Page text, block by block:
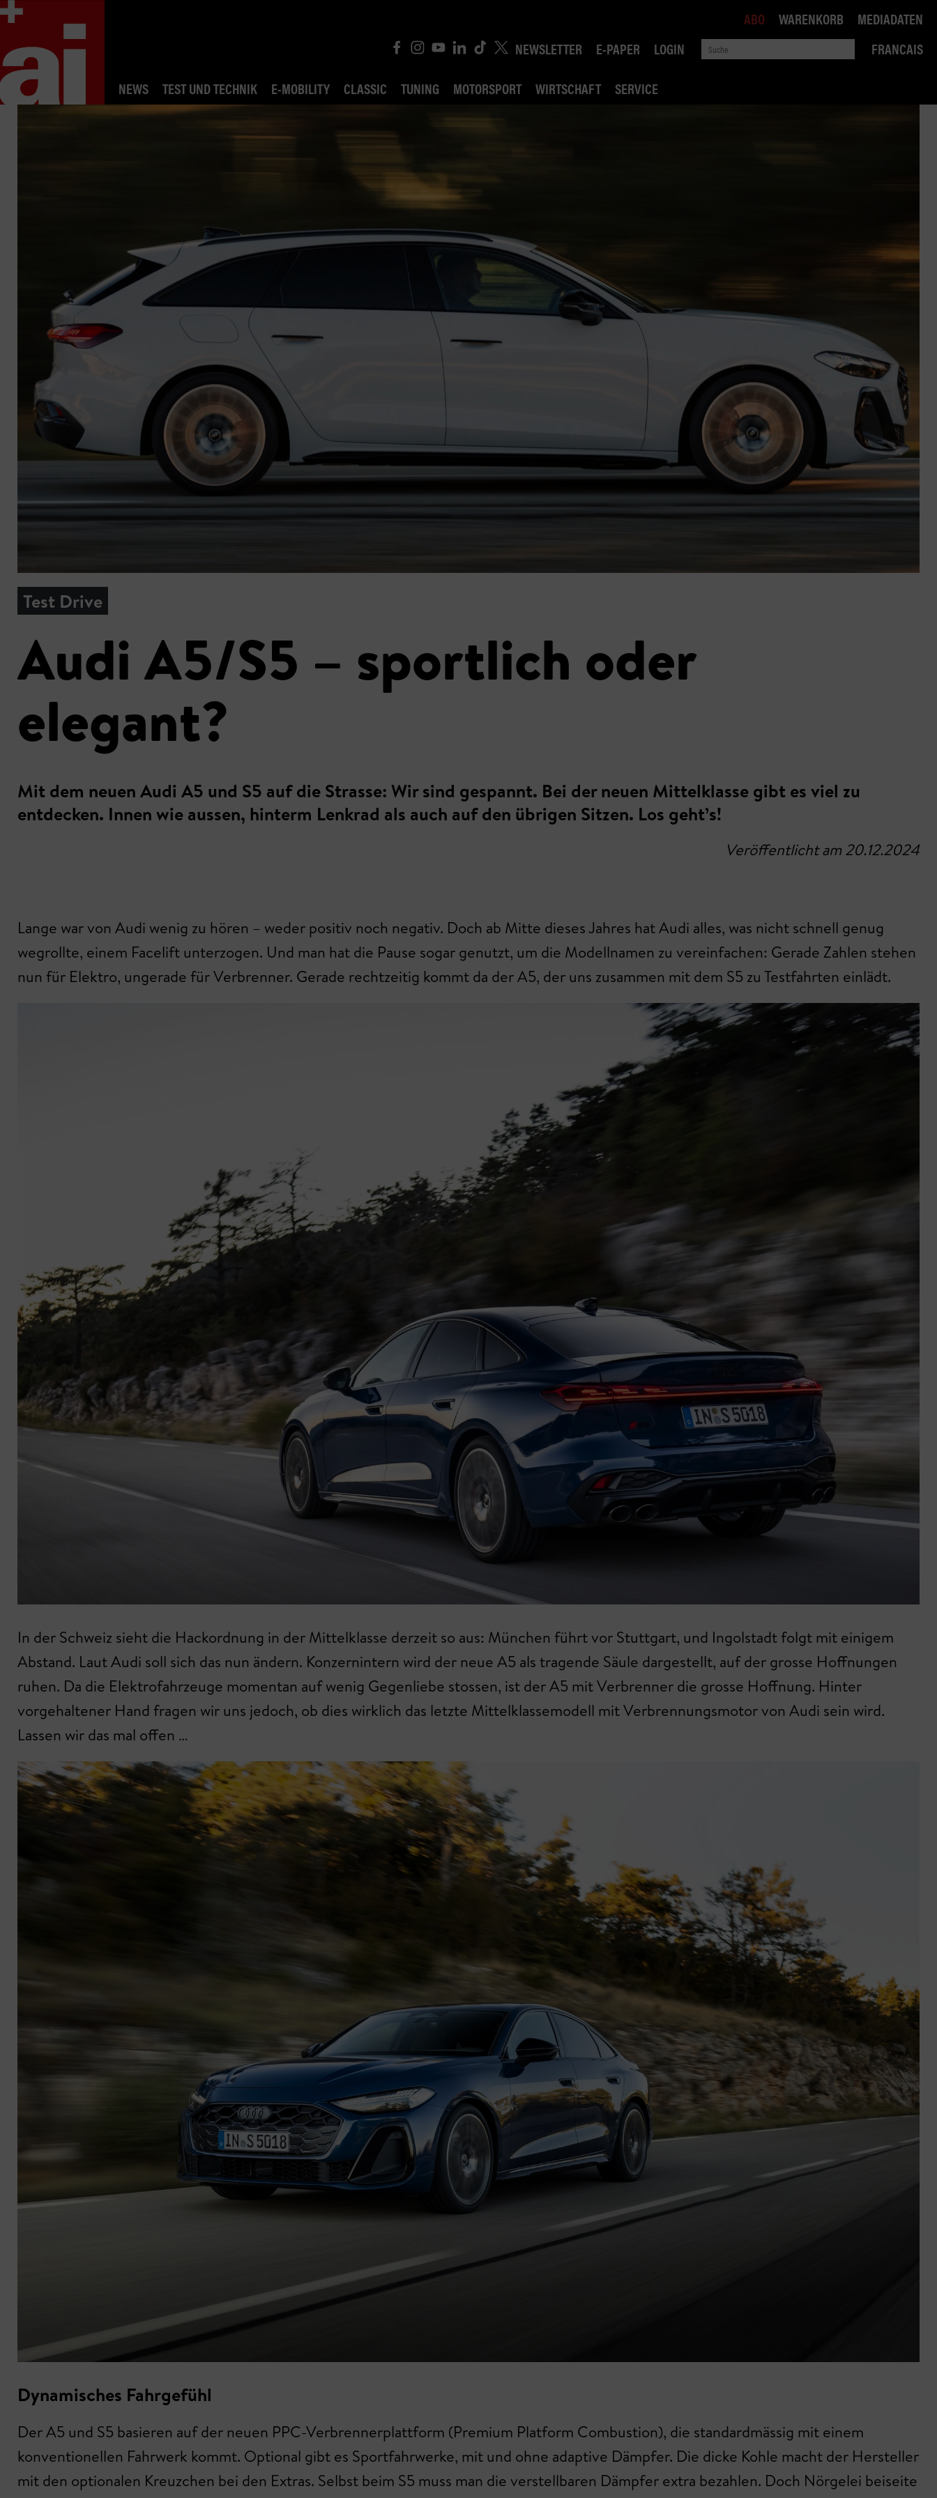
NEWSLETTER E-PAPER LOGIN
FRANCAIS
NEWS
TEST UND TECHNIK E-MOBILITY CLASSIC TUNING MOTORSPORT WIRTSCHAFT SERVICE
ABO WARENKORB MEDIADATEN
Test Drive
Audi A5/S5 – sportlich oder
elegant?
Mit dem neuen Audi A5 und S5 auf die Strasse: Wir sind gespannt. Bei der neuen Mittelklasse gibt es viel zu
entdecken. Innen wie aussen, hinterm Lenkrad als auch auf den übrigen Sitzen. Los geht’s!
Veröffentlicht am 20.12.2024
Lange war von Audi wenig zu hören – weder positiv noch negativ. Doch ab Mitte dieses Jahres hat Audi alles, was nicht schnell genug
wegrollte, einem Facelift unterzogen. Und man hat die Pause sogar genutzt, um die Modellnamen zu vereinfachen: Gerade Zahlen stehen
nun für Elektro, ungerade für Verbrenner. Gerade rechtzeitig kommt da der A5, der uns zusammen mit dem S5 zu Testfahrten einlädt.
In der Schweiz sieht die Hackordnung in der Mittelklasse derzeit so aus: München führt vor Stuttgart, und Ingolstadt folgt mit einigem
Abstand. Laut Audi soll sich das nun ändern. Konzernintern wird der neue A5 als tragende Säule dargestellt, auf der grosse Hoffnungen
ruhen. Da die Elektrofahrzeuge momentan auf wenig Gegenliebe stossen, ist der A5 mit Verbrenner die grosse Hoffnung. Hinter
vorgehaltener Hand fragen wir uns jedoch, ob dies wirklich das letzte Mittelklassemodell mit Verbrennungsmotor von Audi sein wird.
Lassen wir das mal offen …
Dynamisches Fahrgefühl
Der A5 und S5 basieren auf der neuen PPC-Verbrennerplattform (Premium Platform Combustion), die standardmässig mit einem
konventionellen Fahrwerk kommt. Optional gibt es Sportfahrwerke, mit und ohne adaptive Dämpfer. Die dicke Kohle macht der Hersteller
mit den optionalen Kreuzchen bei den Extras. Selbst beim S5 muss man die verstellbaren Dämpfer extra bezahlen. Doch Nörgelei beiseite